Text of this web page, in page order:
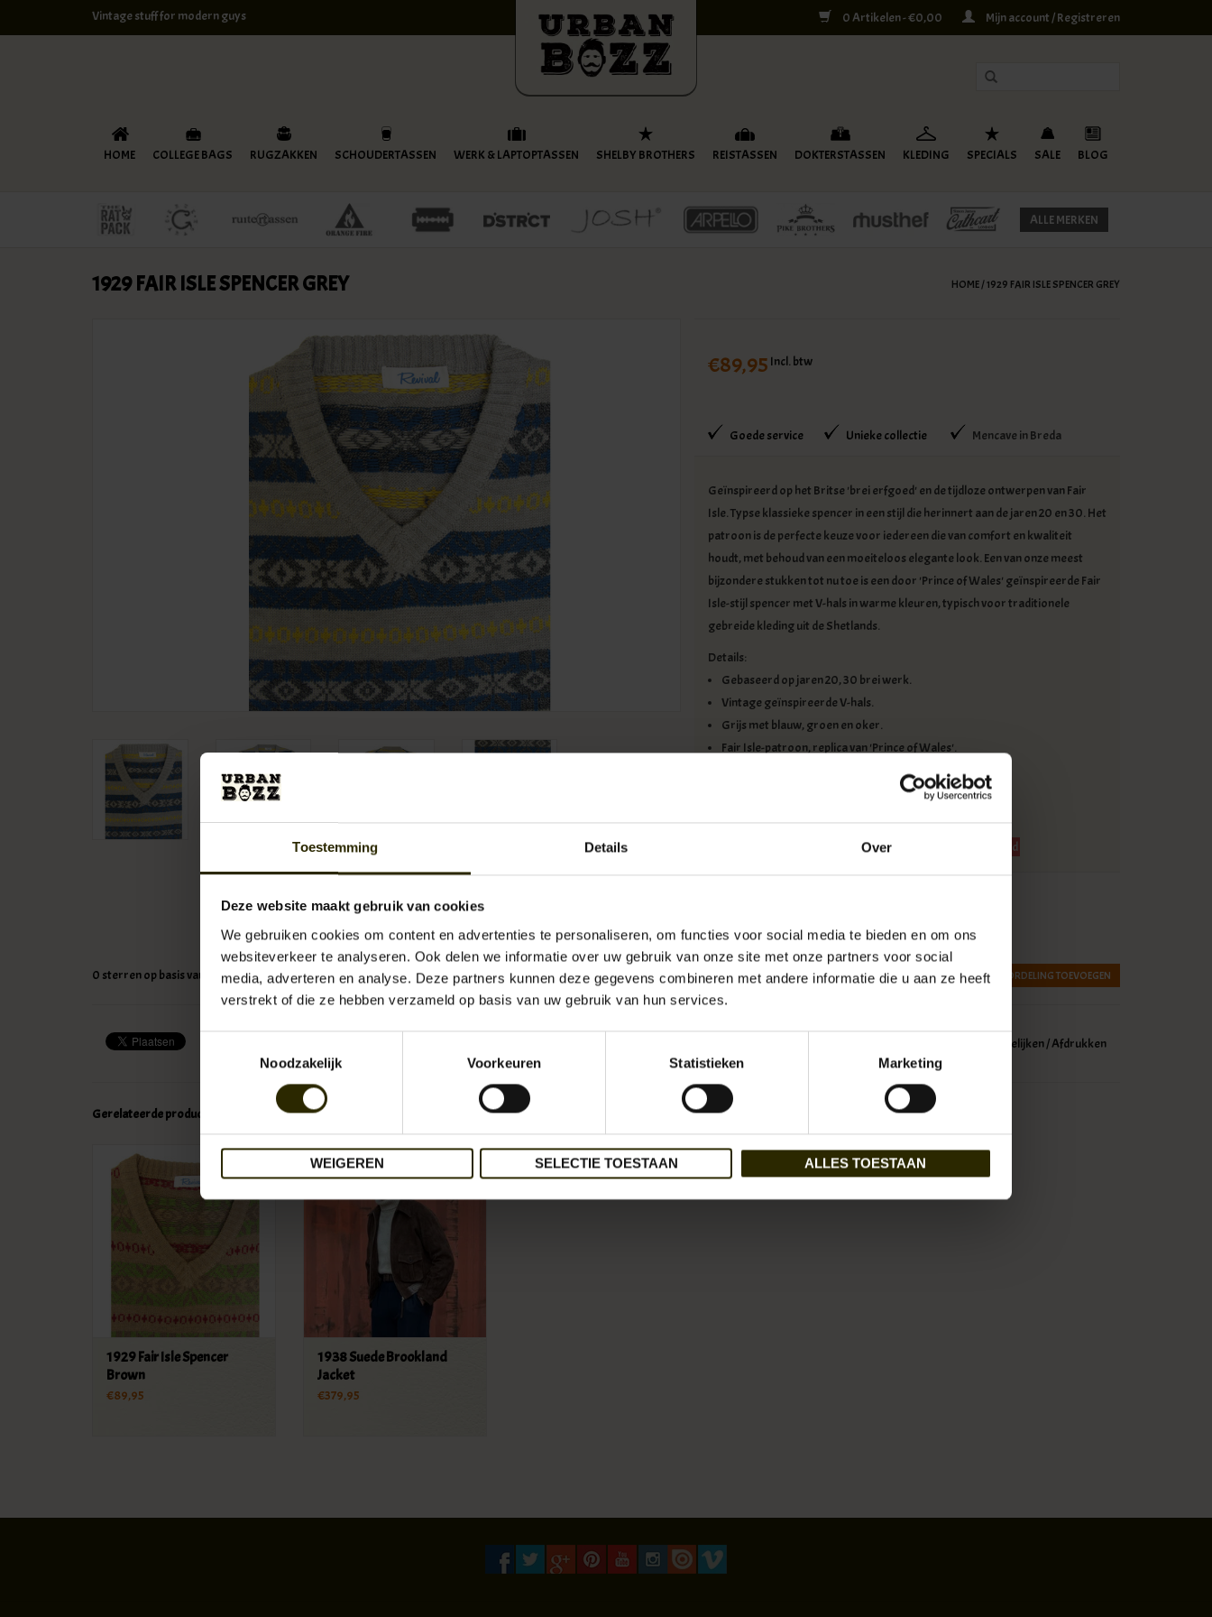
Toestemming Details Over
Deze website maakt gebruik van cookies
We gebruiken cookies om content en advertenties te personaliseren, om functies voor social media te bieden en om ons
websiteverkeer te analyseren. Ook delen we informatie over uw gebruik van onze site met onze partners voor social
media, adverteren en analyse. Deze partners kunnen deze gegevens combineren met andere informatie die u aan ze heeft
verstrekt of die ze hebben verzameld op basis van uw gebruik van hun services.
Noodzakelijk
Voorkeuren Statistieken Marketing
WEIGEREN SELECTIE TOESTAAN ALLES TOESTAAN
Vintage stuff for modern guys 0 Artikelen - €0,00 Mijn account / Registreren
HOME COLLEGE BAGS RUGZAKKEN SCHOUDERTASSEN WERK & LAPTOPTASSEN SHELBY BROTHERS REISTASSEN DOKTERSTASSEN KLEDING SPECIALS SALE BLOG
ALLE MERKEN
1929 FAIR ISLE SPENCER GREY HOME/1929 FAIR ISLE SPENCER GREY
€89,95 Incl. btw
Goede service Unieke collectie Mencave in Breda
Geïnspireerd op het Britse 'brei erfgoed' en de tijdloze ontwerpen van Fair
Isle. Typse klassieke spencer in een stijl die herinnert aan de jaren 20 en 30. Het
patroon is de perfecte keuze voor iedereen die van comfort en kwaliteit
houdt, met behoud van een moeiteloos elegante look. Een van onze meest
bijzondere stukken tot nu toe is een door 'Prince of Wales' geïnspireerde Fair
Isle-stijl spencer met V-hals in warme kleuren, typisch voor traditionele
gebreide kleding uit de Shetlands.
Details:
Gebaseerd op jaren 20, 30 brei werk.
Vintage geïnspireerde V-hals.
Grijs met blauw, groen en oker.
Fair Isle-patroon, replica van 'Prince of Wales'.
Artikelnummer:
Maat M/L Fairisle grey
Reserveer nu! Momenteel niet op voorraad
JE BEOORDELING TOEVOEGEN
0 sterren op basis van beoordelingen
Toevoegen om te vergelijken/Afdrukken
Gerelateerde producten
1929 Fair Isle Spencer
Brown
€89,95
1938 Suede Brookland
Jacket
€379,95